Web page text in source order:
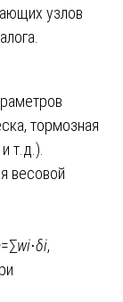
узлов
тормозная
т.д.).
весовой
​=∑wi​⋅δi​,